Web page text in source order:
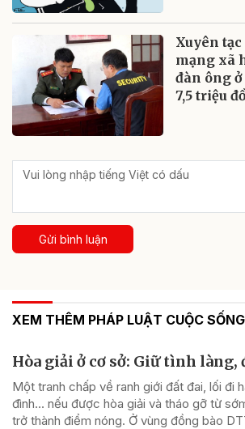
Xuyên
mạng xã
đàn ông
7,5 triệu
Gửi bình luận
XEM THÊM PHÁP LUẬT CUỘC SỐNG
Hòa giải ở cơ sở: Giữ tình làng,
Một tranh chấp về ranh giới đất đai, lối đi
đình... nếu được hòa giải và tháo gỡ từ
trở thành điểm nóng. Ở vùng đồng bào